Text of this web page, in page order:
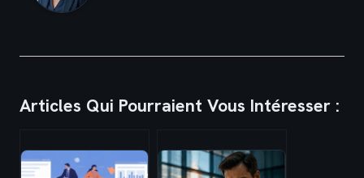
Articles Qui Pourraient Vous Intéresser :